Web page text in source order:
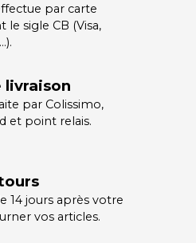
par carte
sigle CB (Visa,
par Colissimo,
et point relais.
14 jours après votre
vos articles.